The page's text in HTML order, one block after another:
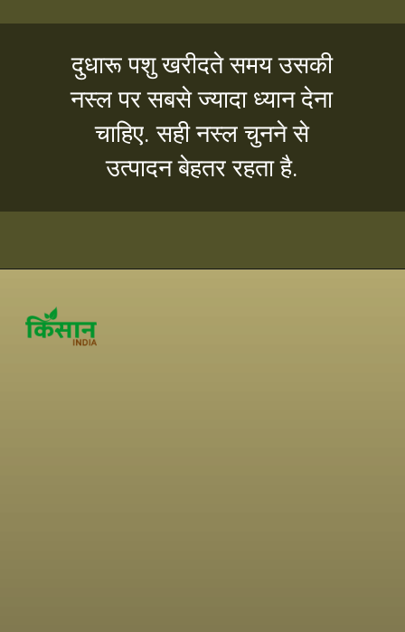
दुधारू पशु खरीदते समय उसकी
नस्ल पर सबसे ज्यादा ध्यान देना
चाहिए. सही नस्ल चुनने से
उत्पादन बेहतर रहता है.